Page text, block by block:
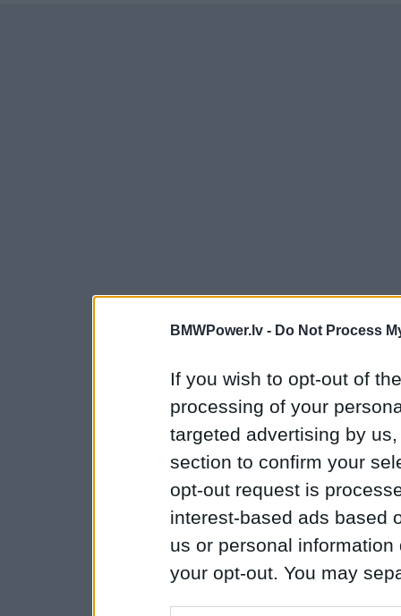
BMWPower.lv - Do Not Process
If you wish to opt-out of
processing of your
targeted advertising by
section to confirm your
opt-out request is
interest-based ads based
us or personal
your opt-out. You may